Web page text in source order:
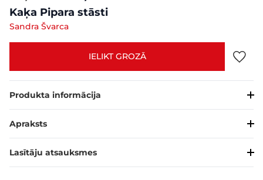
Kaķa Pipara stāsti
Sandra Švarca
IELIKT GROZĀ
Produkta informācija
Apraksts
Lasītāju atsauksmes